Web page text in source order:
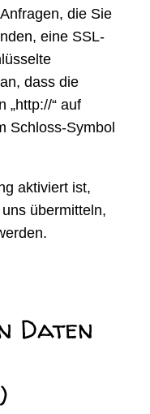
die Sie
eine SSL-
dass die
„http://“ auf
Schloss-Symbol
aktiviert ist,
übermitteln,
Daten